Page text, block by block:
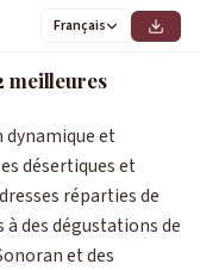
Français
meilleures
dynamique et
désertiques et
réparties de
à des dégustations de
et des